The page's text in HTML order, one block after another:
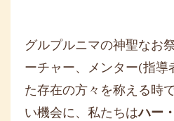
グルプルニマの神聖なお
ーチャー、 メンター(指導
た存在の方々を称える時
い機会に、私たちはハー